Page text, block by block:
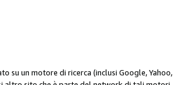
su un motore di ricerca (inclusi Google, Yahoo,